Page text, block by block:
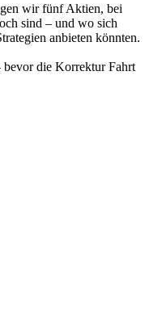
wir fünf Aktien, bei
sind – und wo sich
anbieten könnten.
bevor die Korrektur Fahrt